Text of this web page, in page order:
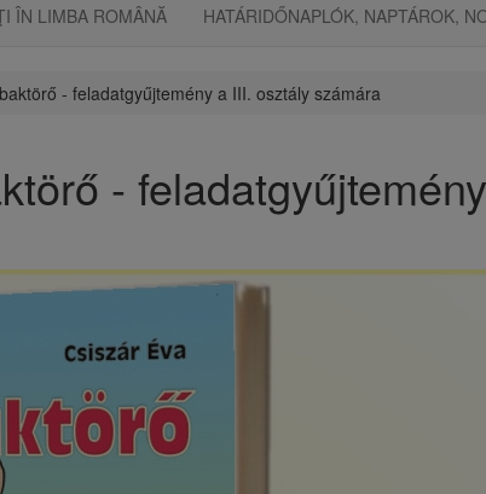
ÎN LIMBA ROMÂNĂ HATÁRIDŐNAPLÓK, NAPTÁROK,
- feladatgyűjtemény a III. osztály számára
-